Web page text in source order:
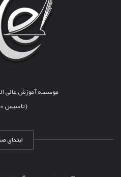
موسسه آموزش عالی
(تاسیس ۱۳۸۰)
ابتدای